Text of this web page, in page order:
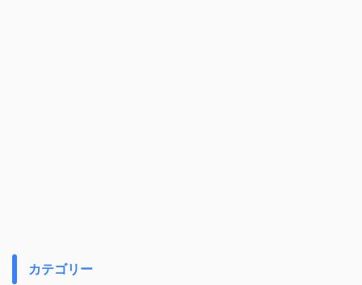
カテゴリー